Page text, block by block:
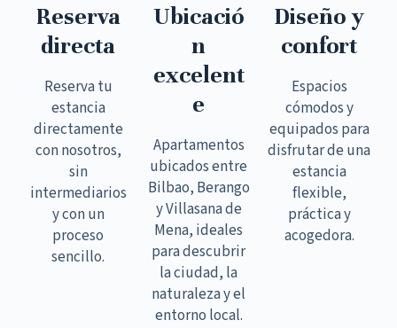
Reserva
directa
Reserva tu
estancia
directamente
con nosotros,
sin
intermediarios
y con un
proceso
sencillo.
Ubicació
n
excelent
e
Apartamentos
ubicados entre
Bilbao, Berango
y Villasana de
Mena, ideales
para descubrir
la ciudad, la
naturaleza y el
entorno local.
Diseño y
confort
Espacios
cómodos y
equipados para
disfrutar de una
estancia
flexible,
práctica y
acogedora.